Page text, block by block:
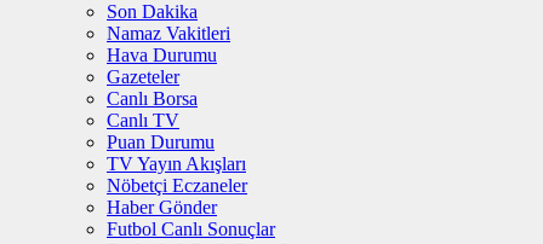
Son Dakika
Namaz Vakitleri
Hava Durumu
Gazeteler
Canlı Borsa
Canlı TV
Puan Durumu
TV Yayın Akışları
Nöbetçi Eczaneler
Haber Gönder
Futbol Canlı Sonuçlar